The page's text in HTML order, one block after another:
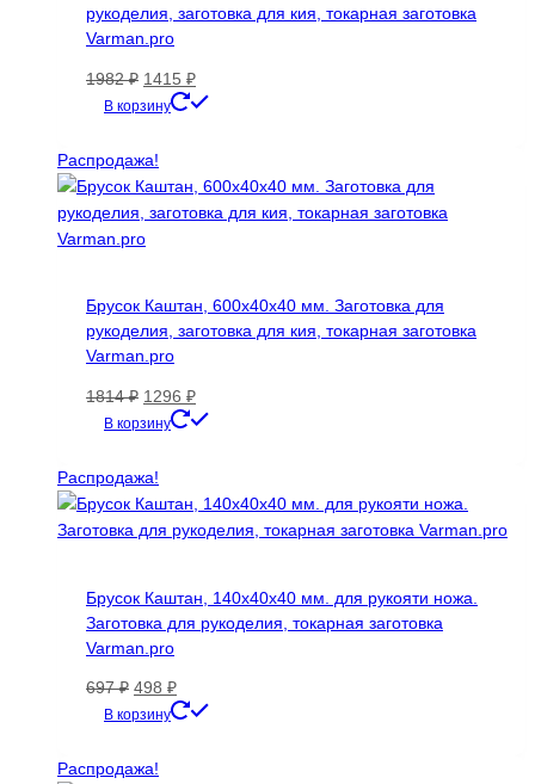
рукоделия, заготовка для кия, токарная заготовка
Varman.pro
1982₽ Первоначальная
цена
1982 ₽.
1415 ₽Текущая
цена:
В корзину
Распродажа!
Брусок Каштан, 600х40х40 мм. Заготовка для
рукоделия, заготовка для кия, токарная заготовка
Varman.pro
1814₽ Первоначальная
цена
1814 ₽.
1296 ₽Текущая
цена:
В корзину
Распродажа!
Брусок Каштан, 140х40х40 мм. для рукояти ножа.
Заготовка для рукоделия, токарная заготовка
Varman.pro
697₽ Первоначальная
цена
697 ₽.
498 ₽Текущая
цена:
В корзину
Распродажа!